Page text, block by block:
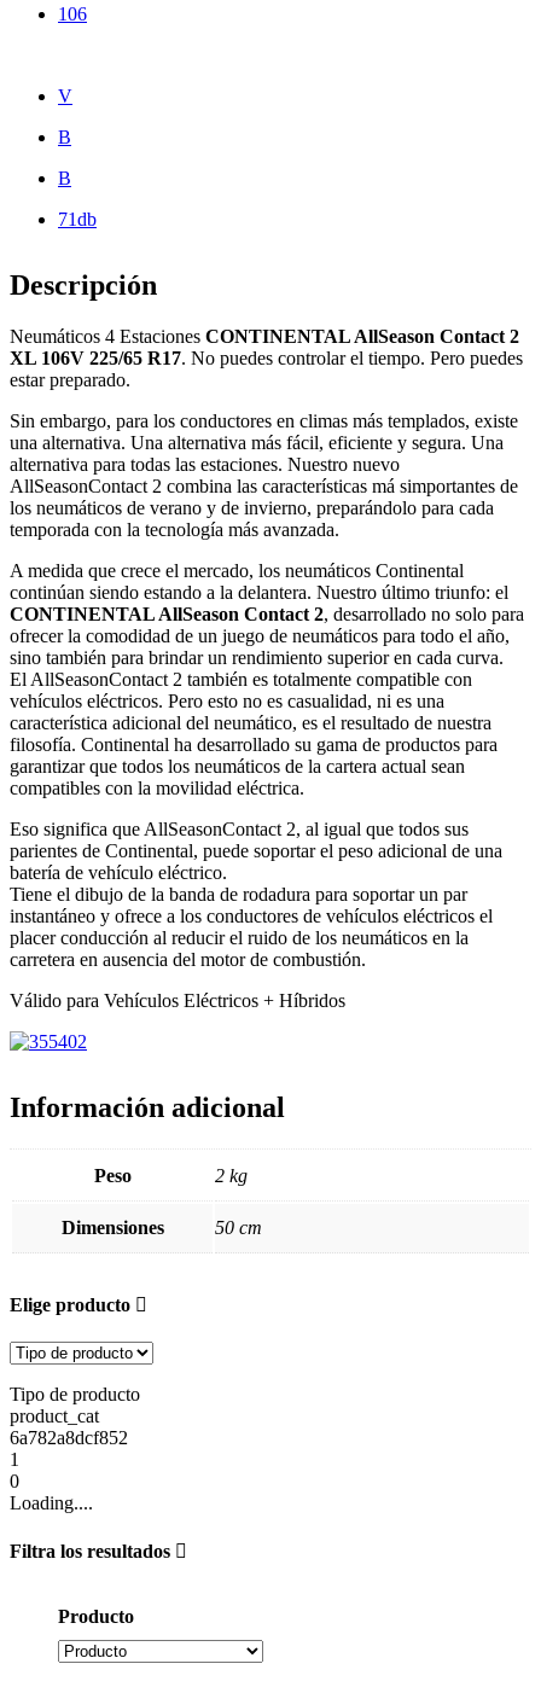
106
V
B
B
71db
Descripción
Neumáticos 4 Estaciones CONTINENTAL AllSeason Contact 2
XL 106V 225/65 R17. No puedes controlar el tiempo. Pero puedes
estar preparado.
Sin embargo, para los conductores en climas más templados, existe
una alternativa. Una alternativa más fácil, eficiente y segura. Una
alternativa para todas las estaciones. Nuestro nuevo
AllSeasonContact 2 combina las características má simportantes de
los neumáticos de verano y de invierno, preparándolo para cada
temporada con la tecnología más avanzada.
A medida que crece el mercado, los neumáticos Continental
continúan siendo estando a la delantera. Nuestro último triunfo: el
CONTINENTAL AllSeason Contact 2, desarrollado no solo para
ofrecer la comodidad de un juego de neumáticos para todo el año,
sino también para brindar un rendimiento superior en cada curva.
El AllSeasonContact 2 también es totalmente compatible con
vehículos eléctricos. Pero esto no es casualidad, ni es una
característica adicional del neumático, es el resultado de nuestra
filosofía. Continental ha desarrollado su gama de productos para
garantizar que todos los neumáticos de la cartera actual sean
compatibles con la movilidad eléctrica.
Eso significa que AllSeasonContact 2, al igual que todos sus
parientes de Continental, puede soportar el peso adicional de una
batería de vehículo eléctrico.
Tiene el dibujo de la banda de rodadura para soportar un par
instantáneo y ofrece a los conductores de vehículos eléctricos el
placer conducción al reducir el ruido de los neumáticos en la
carretera en ausencia del motor de combustión.
Válido para Vehículos Eléctricos + Híbridos
Información adicional
Peso 2 kg
Dimensiones 50 cm
Elige producto
Tipo de producto
product_cat
6a782a8dcf852
1
0
Loading....
Filtra los resultados
Producto